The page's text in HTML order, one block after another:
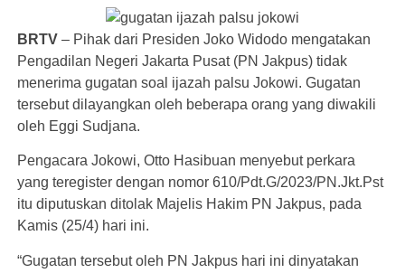
BRTV – Pihak dari Presiden Joko Widodo mengatakan
Pengadilan Negeri Jakarta Pusat (PN Jakpus) tidak
menerima gugatan soal ijazah palsu Jokowi. Gugatan
tersebut dilayangkan oleh beberapa orang yang diwakili
oleh Eggi Sudjana.
Pengacara Jokowi, Otto Hasibuan menyebut perkara
yang teregister dengan nomor 610/Pdt.G/2023/PN.Jkt.Pst
itu diputuskan ditolak Majelis Hakim PN Jakpus, pada
Kamis (25/4) hari ini.
“Gugatan tersebut oleh PN Jakpus hari ini dinyatakan